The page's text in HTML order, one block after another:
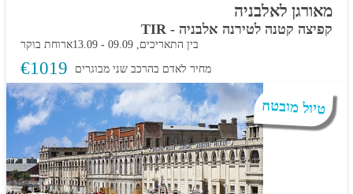
מאורגן לאלבניה
בין התאריכים, -
13.09
קפיצה קטנה לטירנה אלבניה - TIR
ארוחת בוקר
€1019 מחיר לאדם בהרכב שני מבוגרים
טיול מובטח